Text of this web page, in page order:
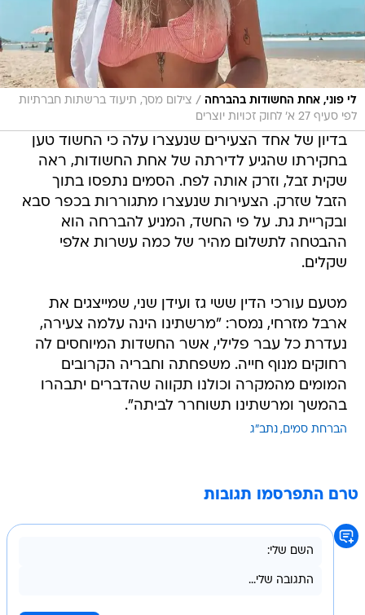
לי פוני, אחת החשודות בהברחה / צילום מסך, תיעוד ברשתות חברתיות
לפי סעיף 27 א' לחוק זכויות יוצרים
בדיון של אחד הצעירים שנעצרו עלה כי החשוד טען
בחקירתו שהגיע לדירתה של אחת החשודות, ראה
שקית זבל, וזרק אותה לפח. הסמים נתפסו בתוך
הזבל שזרק. הצעירות שנעצרו מתגוררות בכפר סבא
ובקריית גת. על פי החשד, המניע להברחה הוא
ההבטחה לתשלום מהיר של כמה עשרות אלפי
שקלים.
מטעם עורכי הדין ששי גז ועידן שני, שמייצגים את
ארבל מזרחי, נמסר: "מרשתינו הינה עלמה צעירה,
נעדרת כל עבר פלילי, אשר החשדות המיוחסים לה
רחוקים מנוף חייה. משפחתה וחבריה הקרובים
המומים מהמקרה וכולנו תקווה שהדברים יתבהרו
בהמשך ומרשתינו תשוחרר לביתה".
הברחת סמים נתב"ג
טרם התפרסמו תגובות